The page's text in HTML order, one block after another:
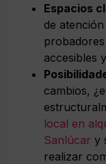
Espacios
de
accesibles
cambios,
local en
Sanlúcar y
realizar